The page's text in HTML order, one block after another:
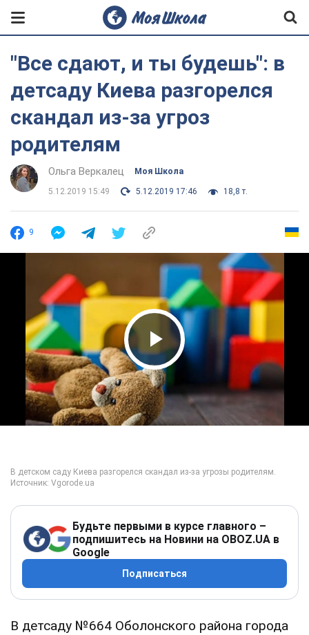
"Все сдают, и ты будешь": в
детсаду Киева разгорелся
скандал из-за угроз
родителям
Ольга Веркалец Моя Школа
5.12.2019 15:49 5.12.2019 17:46 18,8 т.
9
Play Video
Будьте первыми в курсе главного –
подпишитесь на Новини на OBOZ.UA в
Google
Подписаться
В детсаду №664 Оболонского района города